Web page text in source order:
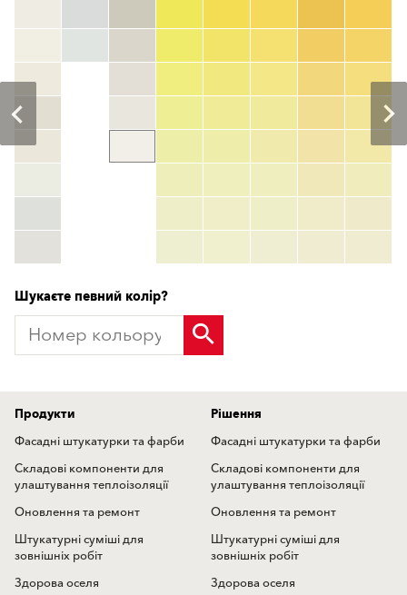
Номер кольору
color_name
HEX:hex_code
TSR:tsr_code
Детальніше
Шукаєте певний колір?
Продукти
Фасадні штукатурки та фарби
Складові компоненти для
улаштування теплоізоляції
Оновлення та ремонт
Штукатурні суміші для
зовнішніх робіт
Здорова оселя
Рішення
Фасадні штукатурки та фарби
Складові компоненти для
улаштування теплоізоляції
Оновлення та ремонт
Штукатурні суміші для
зовнішніх робіт
Здорова оселя